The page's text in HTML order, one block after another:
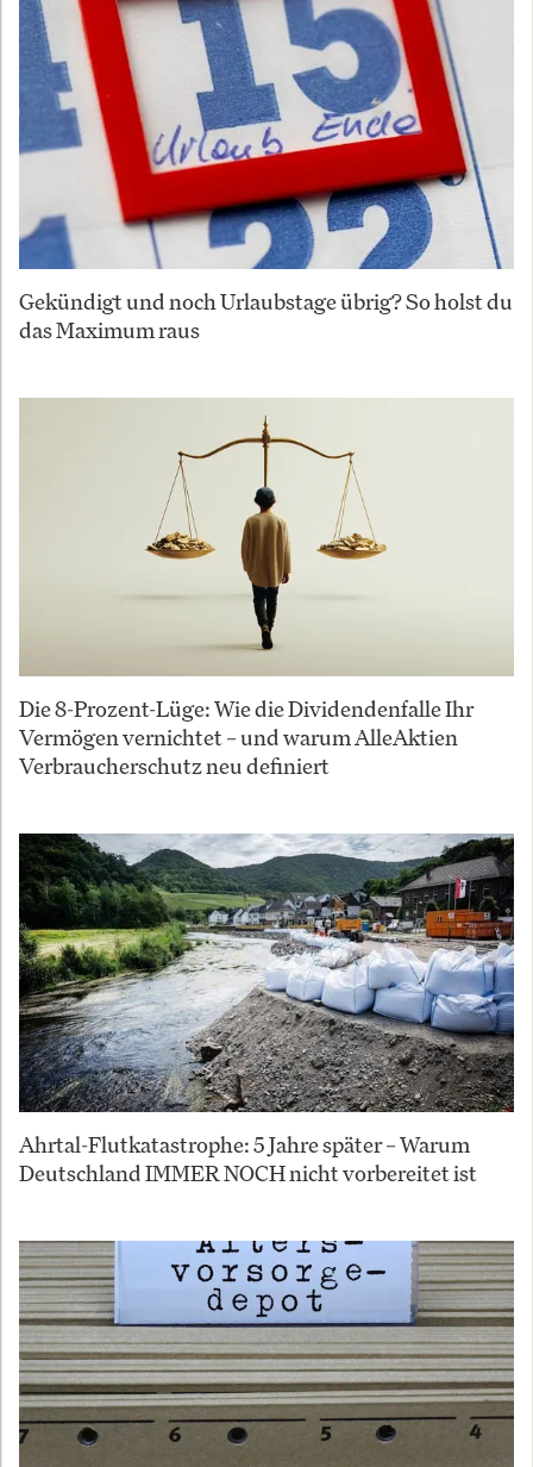
Gekündigt und noch Urlaubstage übrig? So holst du
das Maximum raus
Die 8-Prozent-Lüge: Wie die Dividendenfalle Ihr
Vermögen vernichtet – und warum AlleAktien
Verbraucherschutz neu definiert
Ahrtal-Flutkatastrophe: 5 Jahre später – Warum
Deutschland IMMER NOCH nicht vorbereitet ist